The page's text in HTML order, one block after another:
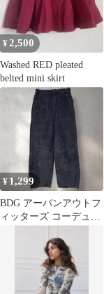
¥2,500
Washed RED pleated
belted mini skirt
¥ 1,299
BDG アーバンアウトフ
ィッターズ コーデュロ